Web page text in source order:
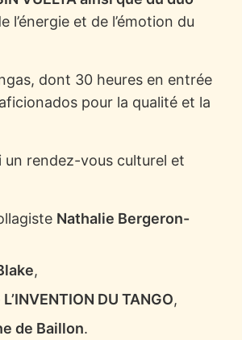
l’énergie et de l’émotion du
dont 30 heures en entrée
pour la qualité et la
un rendez-vous culturel et
Nathalie Bergeron-
,
DU TANGO,
de Baillon.